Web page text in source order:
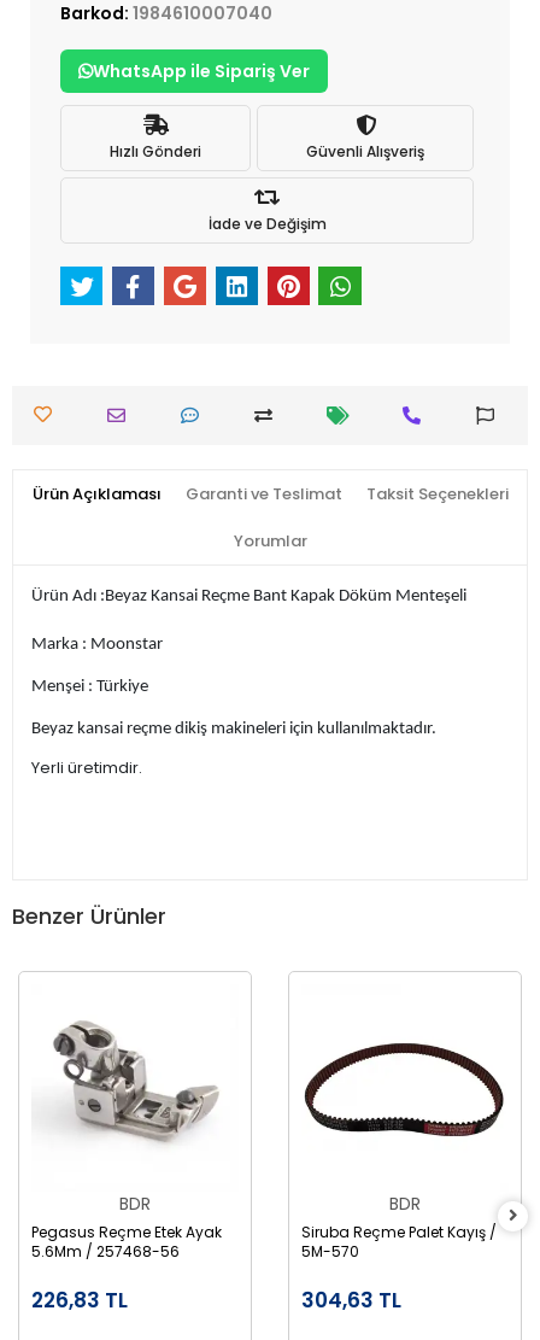
Barkod: 1984610007040
WhatsApp ile Sipariş Ver
Hızlı Gönderi Güvenli Alışveriş
İade ve Değişim
Ürün Açıklaması Garanti ve Teslimat Taksit Seçenekleri
Yorumlar
Ürün Adı :Beyaz Kansai Reçme Bant Kapak Döküm Menteşeli
Marka : Moonstar
Menşei : Türkiye
Beyaz kansai reçme dikiş makineleri için kullanılmaktadır.
Yerli üretimdir.
Benzer Ürünler
BDR
Pegasus Reçme Etek Ayak
5.6Mm / 257468-56
226,83 TL
BDR
Siruba Reçme Palet Kayış /
5M-570
304,63 TL